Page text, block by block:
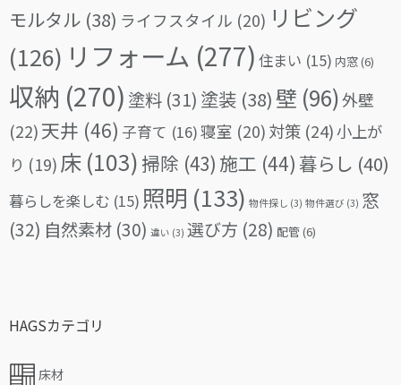
モルタル (38) ライフスタイル (20) リビング
(126) リフォーム (277) 住まい (15) 内窓(6)
収納 (270) 塗料 (31) 塗装 (38) 壁 (96)外壁
(22)天井 (46) 子育て (16)寝室 (20) 対策 (24)小上が
り (19) 床 (103)掃除 (43) 施工 (44) 暮らし (40)
暮らしを楽しむ (15) 照明 (133) 物件探し (3) 物件選び (3) 窓
(32) 自然素材 (30) 違い (3) 選び方 (28) 配管(6)
HAGSカテゴリ
床材